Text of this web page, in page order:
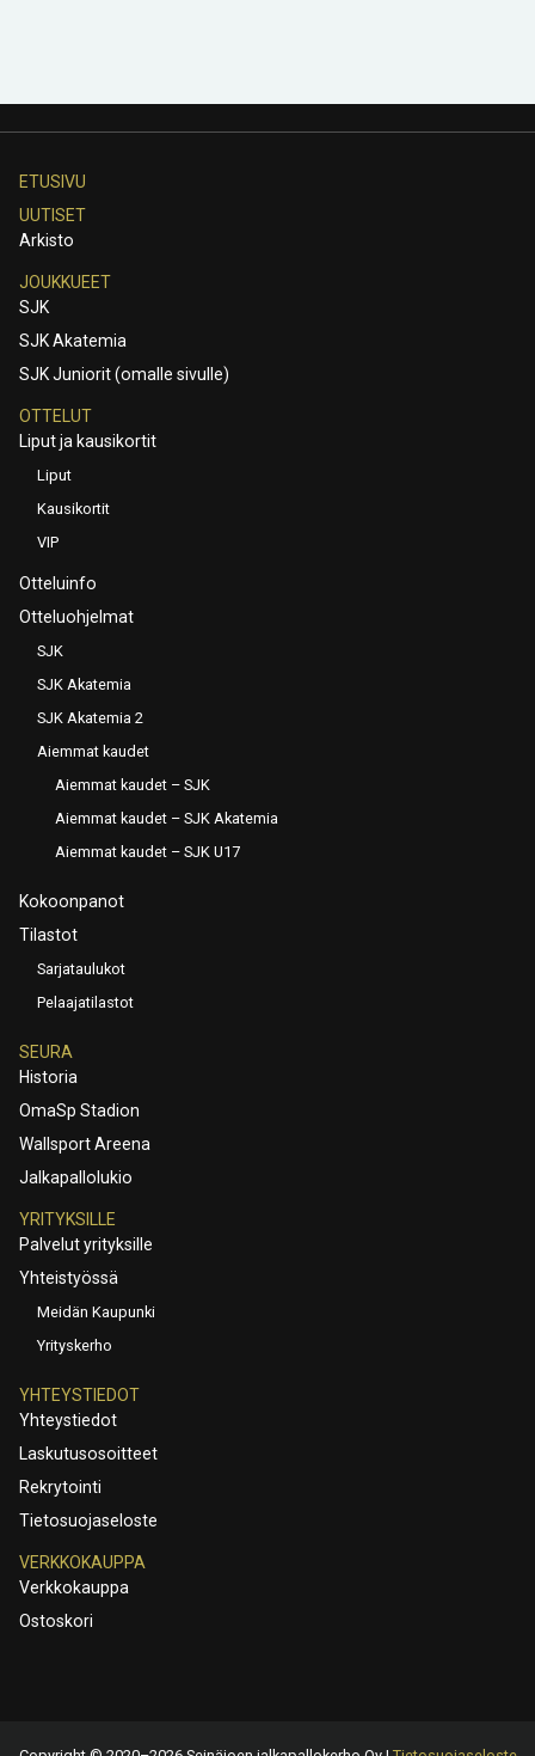
ETUSIVU
UUTISET
Arkisto
JOUKKUEET
SJK
SJK Akatemia
SJK Juniorit (omalle sivulle)
OTTELUT
Liput ja kausikortit
Liput
Kausikortit
VIP
Otteluinfo
Otteluohjelmat
SJK
SJK Akatemia
SJK Akatemia 2
Aiemmat kaudet
Aiemmat kaudet – SJK
Aiemmat kaudet – SJK Akatemia
Aiemmat kaudet – SJK U17
Kokoonpanot
Tilastot
Sarjataulukot
Pelaajatilastot
SEURA
Historia
OmaSp Stadion
Wallsport Areena
Jalkapallolukio
YRITYKSILLE
Palvelut yrityksille
Yhteistyössä
Meidän Kaupunki
Yrityskerho
YHTEYSTIEDOT
Yhteystiedot
Laskutusosoitteet
Rekrytointi
Tietosuojaseloste
VERKKOKAUPPA
Verkkokauppa
Ostoskori